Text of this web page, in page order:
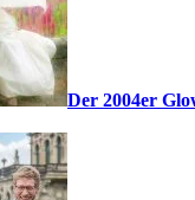
Der 2004er